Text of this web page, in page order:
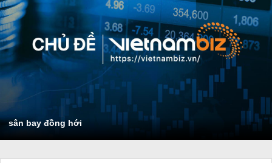
sân bay đồng hới